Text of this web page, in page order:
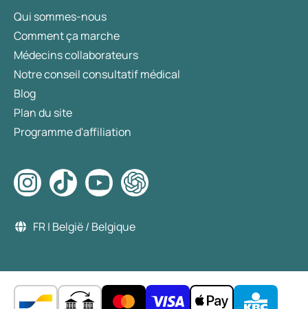
Qui sommes-nous
Comment ça marche
Médecins collaborateurs
Notre conseil consultatif médical
Blog
Plan du site
Programme d'affiliation
FR | België / Belgique